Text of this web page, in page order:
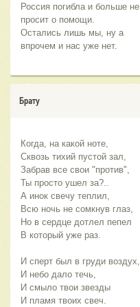
Россия погибла и больше не
просит о помощи.
Остались лишь мы, ну а
впрочем и нас уже нет.
Брату
Когда, на какой ноте,
Сквозь тихий пустой зал,
Забрав все свои "против",
Ты просто ушел за?..
А инок свечу теплил,
Всю ночь не сомкнув глаз,
Но в сердце дотлел пепел
В который уже раз.
И сперт был в груди воздух,
И небо дало течь,
И смыло твои звезды
И пламя твоих свеч.